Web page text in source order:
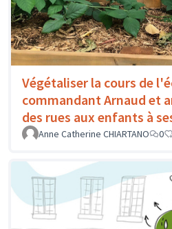
Végétaliser la cours de
commandant Arnaud et
des rues aux enfants à
Anne Catherine CHIARTANO 0